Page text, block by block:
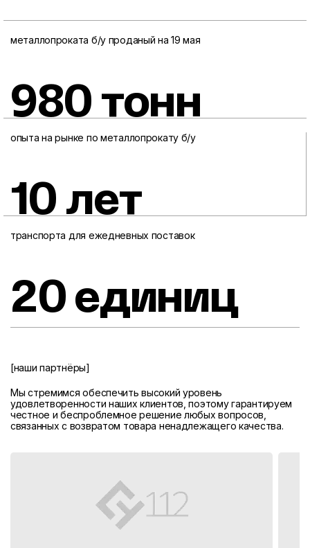
металлопроката б/у проданый на 19 мая
980 тонн
опыта на рынке по металлопрокату б/у
10 лет
транспорта для ежедневных поставок
20 единиц
[наши партнёры]
Мы стремимся обеспечить высокий уровень
удовлетворенности наших клиентов, поэтому гарантируем
честное и беспроблемное решение любых вопросов,
связанных с возвратом товара ненадлежащего качества.